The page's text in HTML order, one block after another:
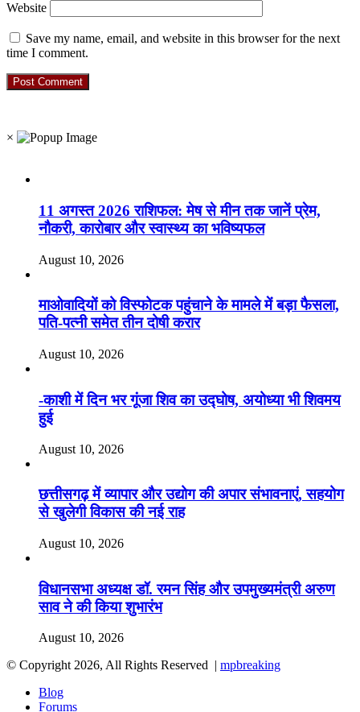
Website
Save my name, email, and website in this browser for the next
time I comment.
×
11 अगस्त 2026 राशिफल: मेष से मीन तक जानें प्रेम,
नौकरी, कारोबार और स्वास्थ्य का भविष्यफल
August 10, 2026
माओवादियों को विस्फोटक पहुंचाने के मामले में बड़ा फैसला,
पति-पत्नी समेत तीन दोषी करार
August 10, 2026
-काशी में दिन भर गूंजा शिव का उद्घोष, अयोध्या भी शिवमय
हुई
August 10, 2026
छत्तीसगढ़ में व्यापार और उद्योग की अपार संभावनाएं, सहयोग
से खुलेगी विकास की नई राह
August 10, 2026
विधानसभा अध्यक्ष डॉ. रमन सिंह और उपमुख्यमंत्री अरुण
साव ने की किया शुभारंभ
August 10, 2026
© Copyright 2026, All Rights Reserved | mpbreaking
Blog
Forums